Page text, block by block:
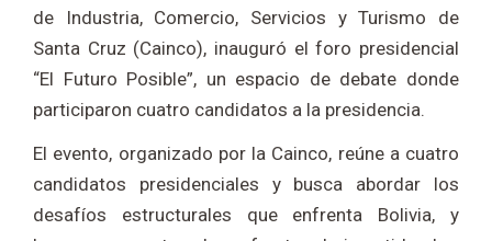
de Industria, Comercio, Servicios y Turismo de
Santa Cruz (Cainco), inauguró el foro presidencial
“El Futuro Posible”, un espacio de debate donde
participaron cuatro candidatos a la presidencia.
El evento, organizado por la Cainco, reúne a cuatro
candidatos presidenciales y busca abordar los
desafíos estructurales que enfrenta Bolivia, y